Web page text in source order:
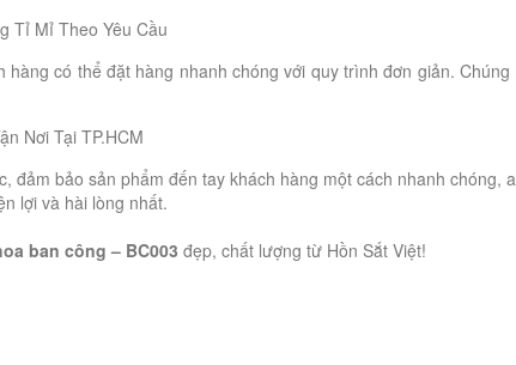
Tỉ Mỉ Theo Yêu Cầu
hàng có thể đặt hàng nhanh chóng với quy trình đơn giản.
Nơi Tại TP.HCM
đảm bảo sản phẩm đến tay khách hàng một cách nhanh
lợi và hài lòng nhất.
ban công – BC003 đẹp, chất lượng từ Hồn Sắt Việt!